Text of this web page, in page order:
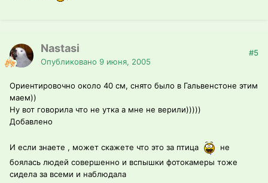
Nastasi
Опубликовано 9 июня, 2005
#5
Ориентировочно около 40 см, снято было в Гальвенстоне этим
маем))
Ну вот говорила что не утка а мне не верили)))))
Добавлено
И если знаете , может скажете что это за птица
не
боялась людей совершенно и вспышки фотокамеры тоже
сидела за всеми и наблюдала